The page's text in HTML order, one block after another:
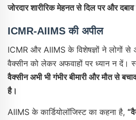
जोरदार शारीरिक मेहनत से दिल पर और
ICMR-AIIMS की अपील
ICMR और AIIMS के विशेषज्ञों ने लोगों से
वैक्सीन को लेकर अफवाहों पर ध्यान न दें।
वैक्सीन अभी भी गंभीर बीमारी और मौत से
है।
AIIMS के कार्डियोलॉजिस्ट का कहना है,